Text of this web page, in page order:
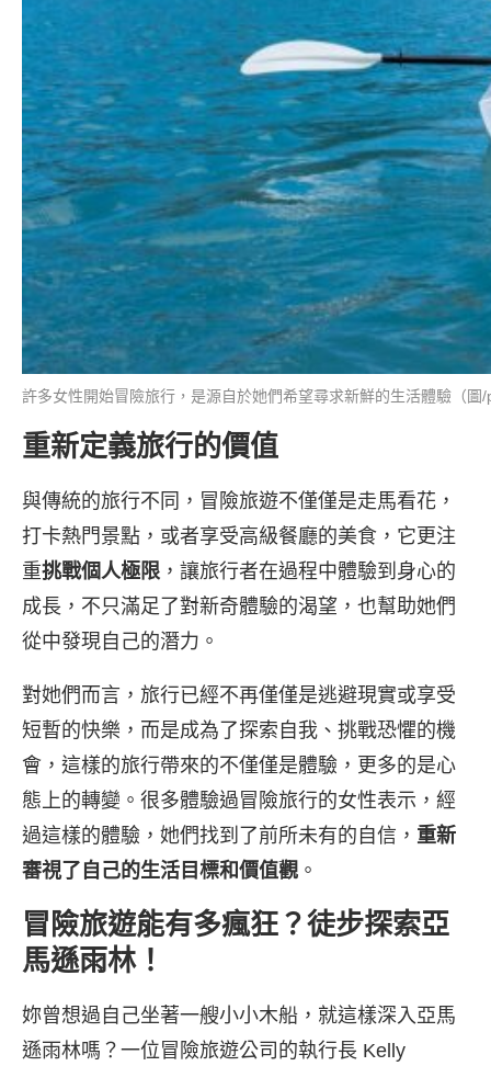
許多女性開始冒險旅行，是源自於她們希望尋求新鮮的生活體驗（圖
重新定義旅行的價值
與傳統的旅行不同，冒險旅遊不僅僅是走馬看花，
打卡熱門景點，或者享受高級餐廳的美食，它更注
重挑戰個人極限 ，讓旅行者在過程中體驗到身心的
成長，不只滿足了對新奇體驗的渴望，也幫助她們
從中發現自己的潛力。
對她們而言，旅行已經不再僅僅是逃避現實或享受
短暫的快樂，而是成為了探索自我、挑戰恐懼的機
會，這樣的旅行帶來的不僅僅是體驗，更多的是心
態上的轉變。很多體驗過冒險旅行的女性表示，經
過這樣的體驗，她們找到了前所未有的自信， 重新
審視了自己的生活目標和價值觀 。
冒險旅遊能有多瘋狂？徒步探索亞
馬遜雨林！
妳曾想過自己坐著一艘小小木船，就這樣深入亞馬
遜雨林嗎？一位冒險旅遊公司的執行長 Kelly